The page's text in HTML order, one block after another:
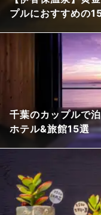
プルにおすすめの
千葉のカップルで
ホテル&旅館15選